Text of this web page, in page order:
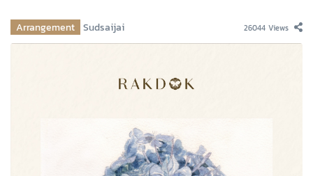
Arrangement Sudsaijai 26044 Views